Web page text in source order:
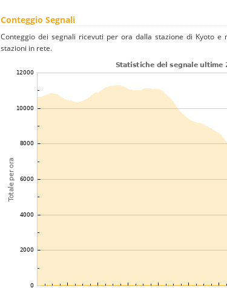
Conteggio Segnali
Conteggio dei segnali ricevuti per ora dalla stazione di Kyoto e
stazioni in rete.